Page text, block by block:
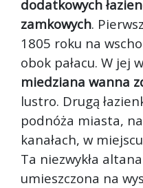
dodatkowych
zamkowych.
1805 roku na
obok pałacu. W jej
miedziana wanna
lustro. Drugą
podnóża miasta, na
kanałach, w
Ta niezwykła
umieszczona na